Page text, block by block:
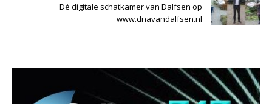
Dé digitale schatkamer van Dalfsen op
www.dnavandalfsen.nl